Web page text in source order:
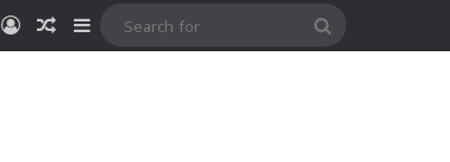
MasukRandom Article
Sidebar